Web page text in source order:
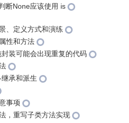
断None应该使用 is
、定义方式和演练
性和方法
装可能会出现重复的代码
承和派生
事项
，重写子类方法实现